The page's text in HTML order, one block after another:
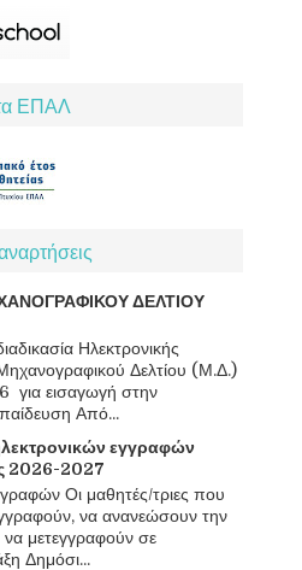
ΕΠΑΛ
ΔΕΛΤΙΟΥ
Ηλεκτρονικής
Δελτίου (Μ.Δ.)
εισαγωγή στην
Από...
εγγραφών
2026-2027
Οι μαθητές/τριες που
να ανανεώσουν την
μετεγγραφούν σε
Δημόσι...